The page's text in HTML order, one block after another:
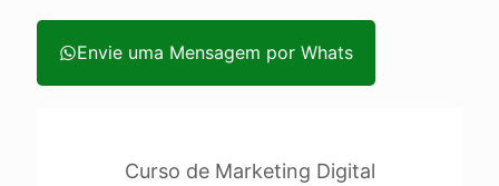
Envie uma Mensagem por Whats
Curso de Marketing Digital